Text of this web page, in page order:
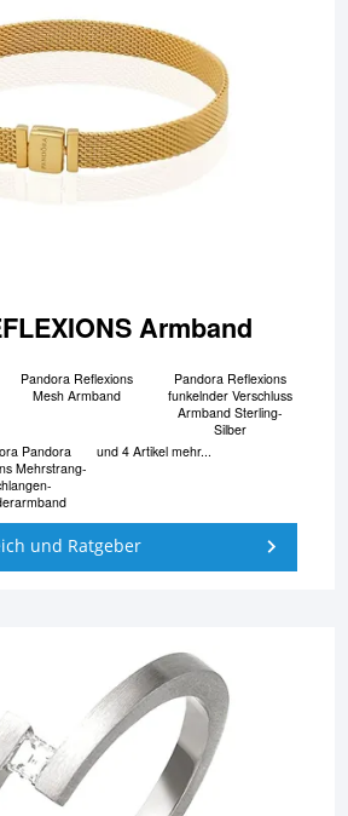
Armband
Pandora Reflexions
Mesh Armband
Pandora Reflexions
funkelnder Verschluss
Armband Sterling-
Silber
Pandora
Mehrstrang-
und 4 Artikel mehr...
und Ratgeber